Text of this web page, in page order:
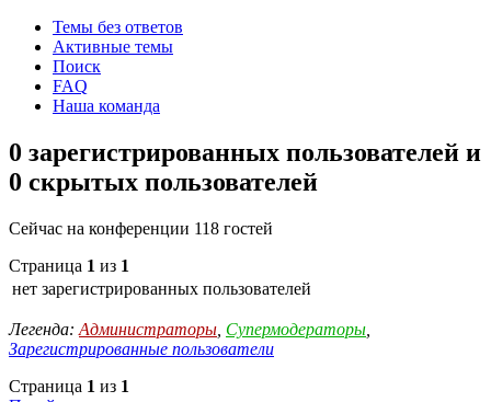
Темы без ответов
Активные темы
Поиск
FAQ
Наша команда
0 зарегистрированных пользователей и
0 скрытых пользователей
Сейчас на конференции 118 гостей
Страница 1 из 1
нет зарегистрированных пользователей
Легенда: Администраторы Супермодераторы
Зарегистрированные пользователи
Страница 1 из 1